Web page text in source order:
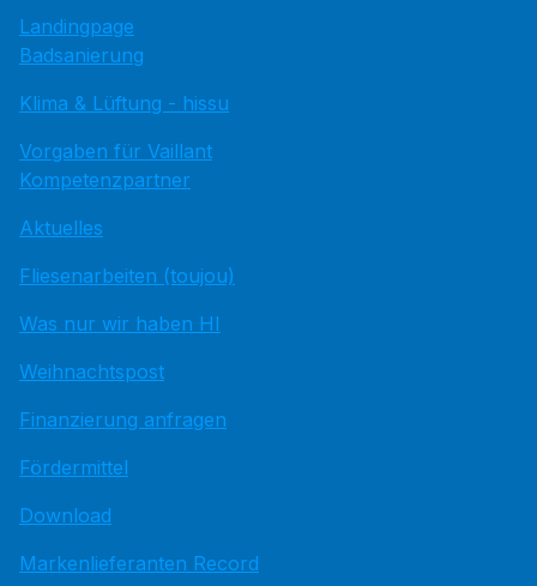
Landingpage
Badsanierung
Klima & Lüftung - hissu
Vorgaben für Vaillant
Kompetenzpartner
Aktuelles
Fliesenarbeiten (toujou)
Was nur wir haben HI
Weihnachtspost
Finanzierung anfragen
Fördermittel
Download
Markenlieferanten Record